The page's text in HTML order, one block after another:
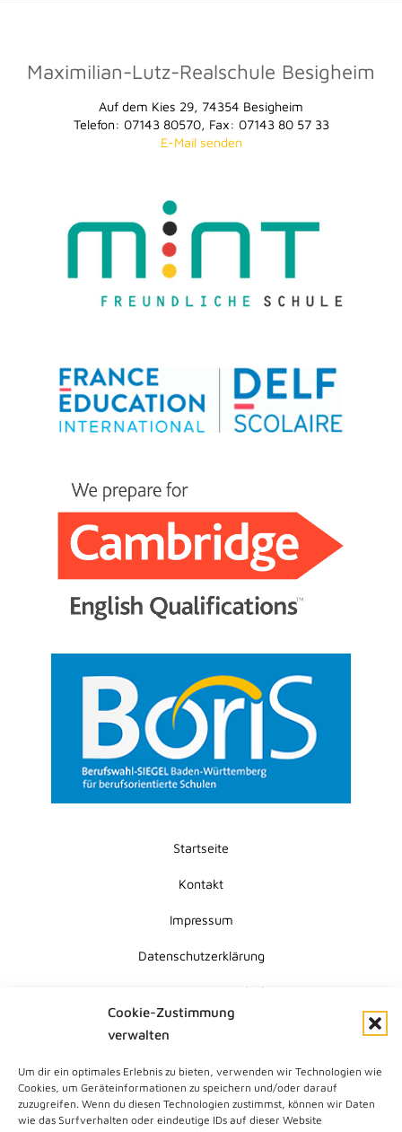
Cookie-Zustimmung
verwalten
Um dir ein optimales Erlebnis zu bieten, verwenden wir Technologien wie
Cookies, um Geräteinformationen zu speichern und/oder darauf
zuzugreifen. Wenn du diesen Technologien zustimmst, können wir Daten
wie das Surfverhalten oder eindeutige IDs auf dieser Website
Maximilian-Lutz-Realschule Besigheim
Auf dem Kies 29, 74354 Besigheim
Telefon: 07143 80570, Fax: 07143 80 57 33
E-Mail senden
Startseite
Kontakt
Impressum
Datenschutzerklärung
Erklärung zur Barrierefreiheit
Cookie-Richtlinie (EU)
Search
Submit